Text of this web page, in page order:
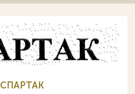
СПАРТАК